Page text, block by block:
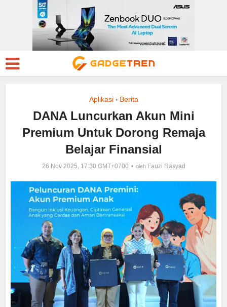
Aplikasi • Berita
DANA Luncurkan Akun Mini
Premium Untuk Dorong Remaja
Belajar Finansial
26 Nov 2025, 17:30 GMT+0700 oleh Fauzi Rasyad